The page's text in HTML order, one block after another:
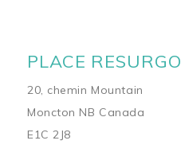
PLACE RESURGO
20, chemin Mountain
Moncton NB Canada
E1C 2J8